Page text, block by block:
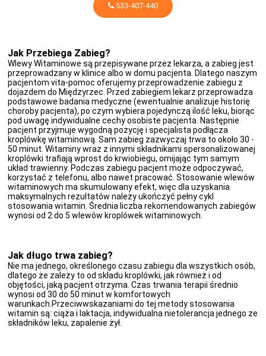
533-407-440
Jak Przebiega Zabieg?
Wlewy Witaminowe są przepisywane przez lekarza, a zabieg jest
przeprowadzany w klinice albo w domu pacjenta. Dlatego naszym
pacjentom vita-pomoc oferujemy przeprowadzenie zabiegu z
dojazdem do Międzyrzec. Przed zabiegiem lekarz przeprowadza
podstawowe badania medyczne (ewentualnie analizuje historię
choroby pacjenta), po czym wybiera pojedynczą ilość leku, biorąc
pod uwagę indywidualne cechy osobiste pacjenta. Następnie
pacjent przyjmuje wygodną pozycję i specjalista podłącza
kroplówkę witaminową. Sam zabieg zazwyczaj trwa to około 30 -
50 minut. Witaminy wraz z innymi składnikami spersonalizowanej
kroplówki trafiają wprost do krwiobiegu, omijając tym samym
układ trawienny. Podczas zabiegu pacjent może odpoczywać,
korzystać z telefonu, albo nawet pracować. Stosowanie wlewów
witaminowych ma skumulowany efekt, więc dla uzyskania
maksymalnych rezultatów należy ukończyć pełny cykl
stosowania witamin. Średnia liczba rekomendowanych zabiegów
wynosi od 2 do 5 wlewów kroplówek witaminowych.
Jak długo trwa zabieg?
Nie ma jednego, określonego czasu zabiegu dla wszystkich osób,
dlatego że zależy to od składu kroplówki, jak również i od
objętości, jaką pacjent otrzyma. Czas trwania terapii średnio
wynosi od 30 do 50 minut w komfortowych
warunkach.Przeciwwskazaniami do tej metody stosowania
witamin są: ciąża i laktacja, indywidualna nietolerancja jednego ze
składników leku, zapalenie żył.